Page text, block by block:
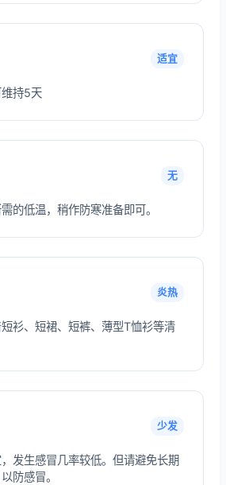
适宜
持5天
无
的低温，稍作防寒准备即可。
炎热
衫、短裙、短裤、薄型T恤衫等清
少发
发生感冒几率较低。但请避免长期
防感冒。